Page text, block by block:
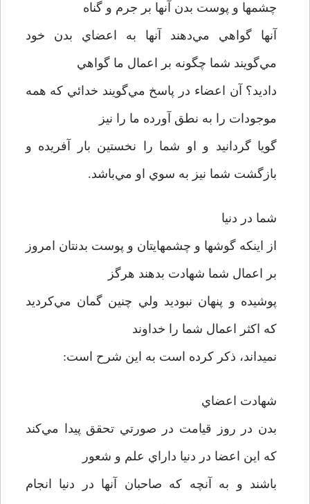
چشمها و پوست بدن آنها بر جرم و گناه
آنها گواهي مي‌دهند آنها به اعضاي بدن خود
مي‌گويند شما چگونه بر اعمال ما گواهي
داديد؟ آن اعضاء در پاسخ مي‌گويند خدائي که همه
موجودات را به نطق آورده ما را نيز
گويا گردانيد و او شما را نخستين بار آفريده و
بازگشت شما نيز به سوي او مي‌باشد.
شما در دنيا
از اينکه گوشها و چشمهايتان و پوست بدنتان امروز
بر اعمال شما شهادت بدهند هرگز
پوشيده و پنهان نبوديد ولي چنين گمان مي‌کرديد
که اکثر اعمال شما را خداوند
نميداند، ذکر کرده است به اين شرح است:
شهادت اعضاي
بدن در روز قيامت در صورتي تحقق پيدا مي‌کند
که اين اعضا در دنيا داراي علم و شعور
باشند و به آنچه که صاحبان آنها در دنيا انجام